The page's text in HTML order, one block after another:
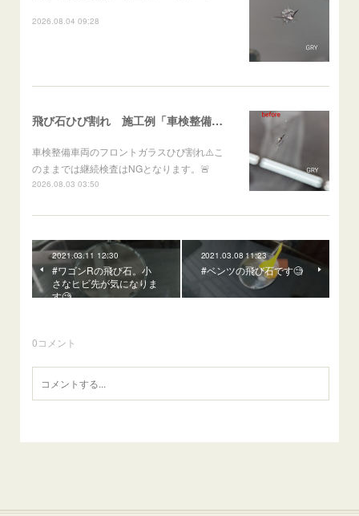
2026.08.04 09:28
飛び石ひび割れ 施工例「車検整備車両・ストレートブレイク」LEXUS
車検整備車両のフロントガラスひび割れ⚠️こ
のままでは継続検査はNGとなります。🚨
2026.08.03 03:50
2021.03.11 12:30
#ワゴンRの飛び石。小
さなヒビ先が気になりま
す🧐
2021.03.08 11:23
#ベンツの飛び石です🧐
0コメント